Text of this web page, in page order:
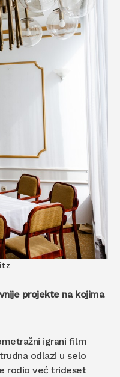
projekte na kojima
igrani film
odlazi u selo
rodio već trideset